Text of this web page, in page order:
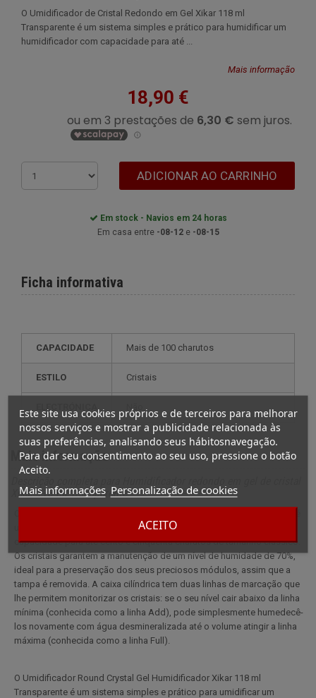
Este site usa cookies próprios e de terceiros para melhorar
nossos serviços e mostrar a publicidade relacionada às
suas preferências, analisando seus hábitosnavegação.
Para dar seu consentimento ao seu uso, pressione o botão
Aceito.
Mais informações Personalização de cookies
ACEITO
O Umidificador de Cristal Redondo em Gel Xikar 118 ml
Transparente é um sistema simples e prático para humidificar um
humidificador com capacidade para até ...
Mais informação
18,90 €
ADICIONAR AO CARRINHO
Em stock - Navios em 24 horas
Em casa entre -08-12e -08-15
Ficha informativa
CAPACIDADE mais de 100 charutos
ESTILO cristais
ELECTRÓNICA não
Mais informação
Xikar 118 ml Transparente
um sistema simples e prático para humidificar um humidificador com
capacidade para até cento e cinquenta charutos de tamanho clássico.
Os cristais garantem a manutenção de um nível de humidade de 70%,
ideal para a preservação dos seus preciosos módulos, assim que a
tampa é removida. A caixa cilíndrica tem duas linhas de marcação que
lhe permitem monitorizar os cristais: se o seu nível cair abaixo da linha
mínima (conhecida como a linha Add), pode simplesmente humedecê-
los novamente com água desmineralizada até o volume atingir a linha
máxima (conhecida como a linha Full).
O Umidificador Round Crystal Gel Humidificador Xikar 118 ml
Transparente é um sistema simples e prático para umidificar um